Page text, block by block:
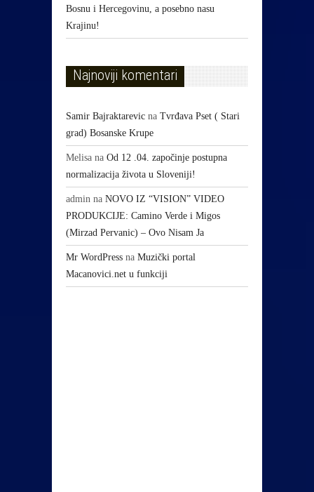
Bosnu i Hercegovinu, a posebno nasu
Krajinu!
Najnoviji komentari
Samir Bajraktarevic na Tvrđava Pset ( Stari
grad) Bosanske Krupe
Melisa na Od 12 .04. započinje postupna
normalizacija života u Sloveniji!
admin na NOVO IZ “VISION” VIDEO
PRODUKCIJE: Camino Verde i Migos
(Mirzad Pervanic) – Ovo Nisam Ja
Mr WordPress na Muzički portal
Macanovici.net u funkciji